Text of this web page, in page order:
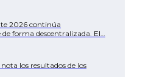
2026 continúa
de forma descentralizada. El…
los resultados de los